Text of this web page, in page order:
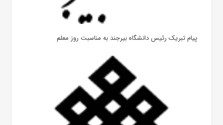
پیام تبریک رئیس دانشگاه بیرجند به مناسبت روز معلم